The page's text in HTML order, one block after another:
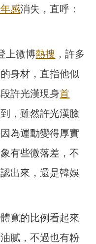
感消失，直呼：
上微博熱搜 ，許多
身材，直指他似
許光漢現身首
，雖然許光漢臉
為運動變得厚實
有些微落差，不
出來，還是韓娛
寬的比例看起來
膩，不過也有粉